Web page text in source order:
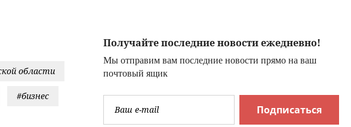
Получайте последние новости ежедневно!
Мы отправим вам последние новости прямо на ваш
почтовый ящик
Подписаться
области
#бизнес